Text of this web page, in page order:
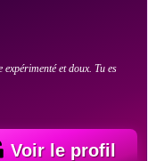
et doux. Tu es
Voir le profil